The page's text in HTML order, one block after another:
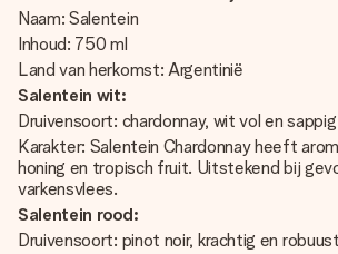
Naam: Salentein
Inhoud: 750 ml
Land van herkomst: Argentinië
Salentein wit:
Druivensoort: chardonnay, wit vol en sappig
Karakter: Salentein Chardonnay heeft
honing en tropisch fruit. Uitstekend bij
varkensvlees.
Salentein rood:
Druivensoort: pinot noir, krachtig en robuust